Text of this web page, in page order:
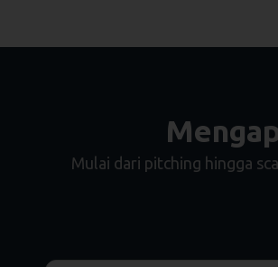
Mulai dari pitching hingga